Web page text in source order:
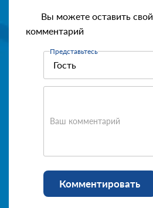
Вы можете оставить свой
комментарий
Представьтесь
Ваш комментарий
Комментировать